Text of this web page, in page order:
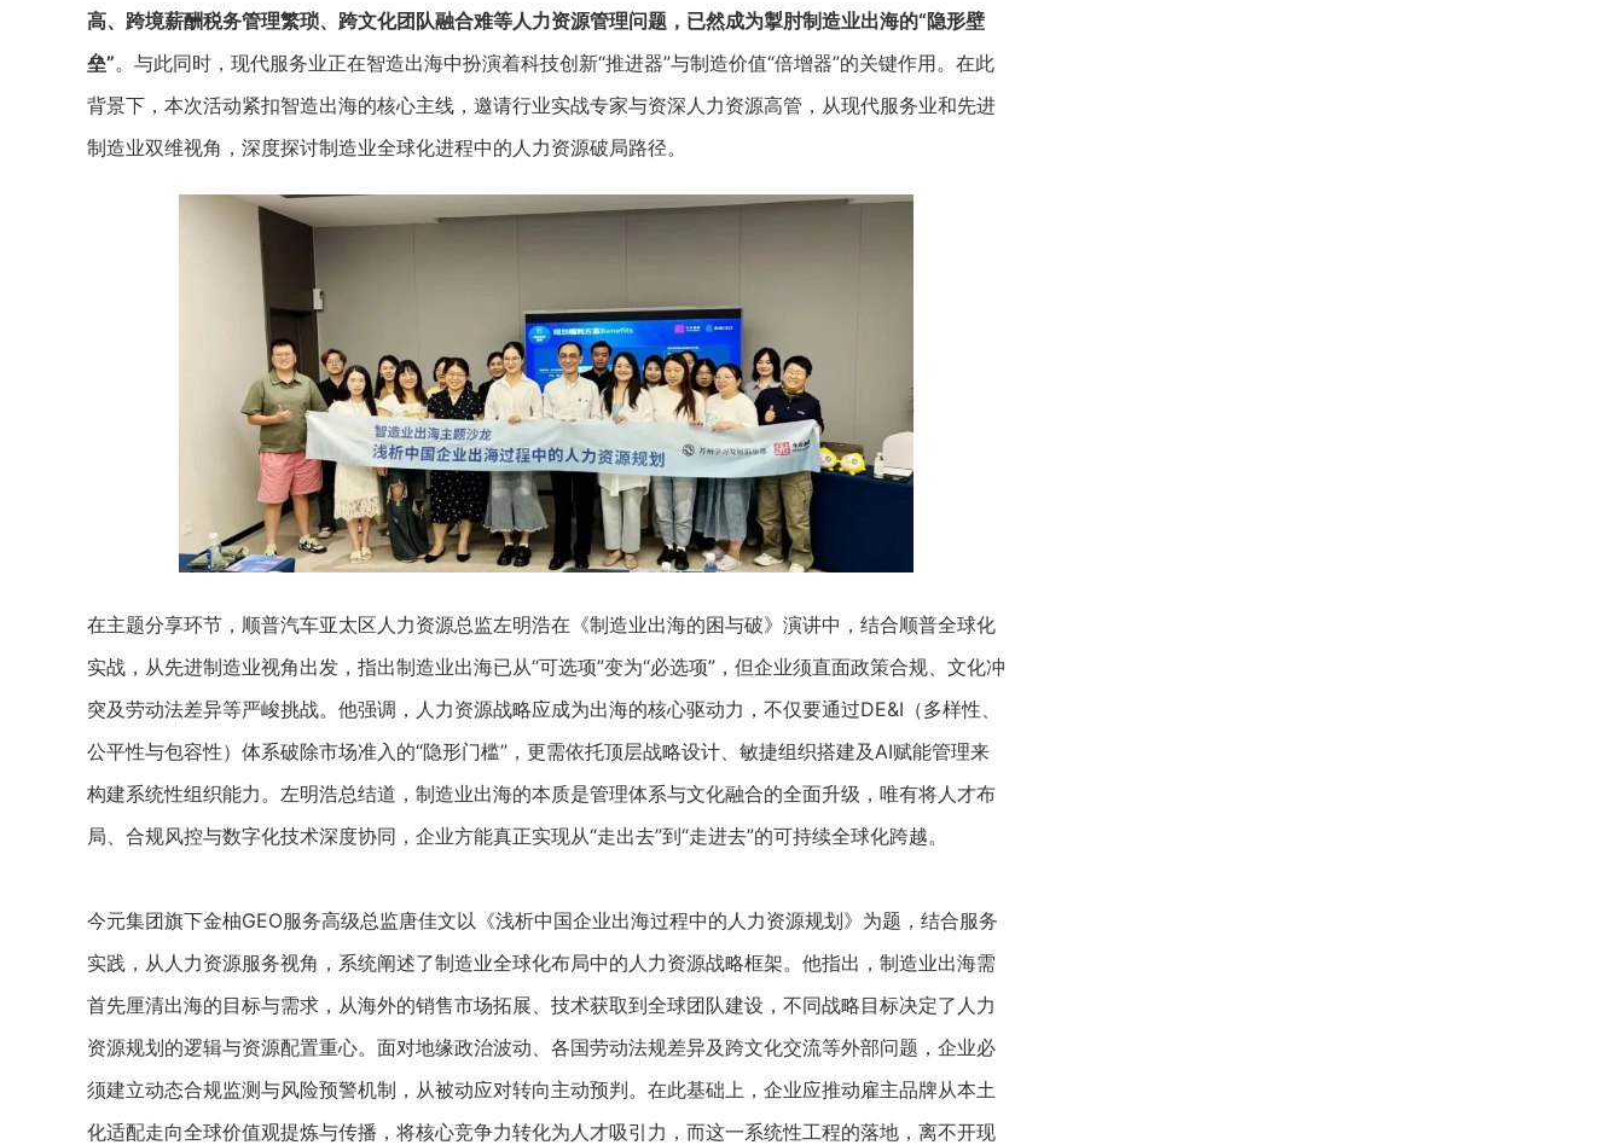
高、跨境薪酬税务管理繁琐、跨文化团队融合难等人力资源管理问题，已然成为掣肘制造业出海的“隐形壁
垒”。与此同时，现代服务业正在智造出海中扮演着科技创新“推进器”与制造价值“倍增器”的关键作用。在此
背景下，本次活动紧扣智造出海的核心主线，邀请行业实战专家与资深人力资源高管，从现代服务业和先进
制造业双维视角，深度探讨制造业全球化进程中的人力资源破局路径。
在主题分享环节，顺普汽车亚太区人力资源总监左明浩在《制造业出海的困与破》演讲中，结合顺普全球化
实战，从先进制造业视角出发，指出制造业出海已从“可选项”变为“必选项”，但企业须直面政策合规、文化冲
突及劳动法差异等严峻挑战。他强调，人力资源战略应成为出海的核心驱动力，不仅要通过DE&I（多样性、
公平性与包容性）体系破除市场准入的“隐形门槛”，更需依托顶层战略设计、敏捷组织搭建及AI赋能管理来
构建系统性组织能力。左明浩总结道，制造业出海的本质是管理体系与文化融合的全面升级，唯有将人才布
局、合规风控与数字化技术深度协同，企业方能真正实现从“走出去”到“走进去”的可持续全球化跨越。
今元集团旗下金柚GEO服务高级总监唐佳文以《浅析中国企业出海过程中的人力资源规划》为题，结合服务
实践，从人力资源服务视角，系统阐述了制造业全球化布局中的人力资源战略框架。他指出，制造业出海需
首先厘清出海的目标与需求，从海外的销售市场拓展、技术获取到全球团队建设，不同战略目标决定了人力
资源规划的逻辑与资源配置重心。面对地缘政治波动、各国劳动法规差异及跨文化交流等外部问题，企业必
须建立动态合规监测与风险预警机制，从被动应对转向主动预判。在此基础上，企业应推动雇主品牌从本土
化适配走向全球价值观提炼与传播，将核心竞争力转化为人才吸引力，而这一系统性工程的落地，离不开现